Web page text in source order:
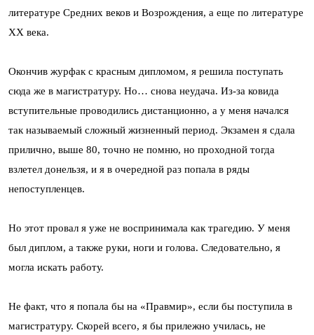
литературе Средних веков и Возрождения, а еще по литературе
XX века.
Окончив журфак с красным дипломом, я решила поступать
сюда же в магистратуру. Но… снова неудача. Из-за ковида
вступительные проводились дистанционно, а у меня начался
так называемый сложный жизненный период. Экзамен я сдала
прилично, выше 80, точно не помню, но проходной тогда
взлетел донельзя, и я в очередной раз попала в ряды
непоступленцев.
Но этот провал я уже не воспринимала как трагедию. У меня
был диплом, а также руки, ноги и голова. Следовательно, я
могла искать работу.
Не факт, что я попала бы на «Правмир», если бы поступила в
магистратуру. Скорей всего, я бы прилежно училась, не